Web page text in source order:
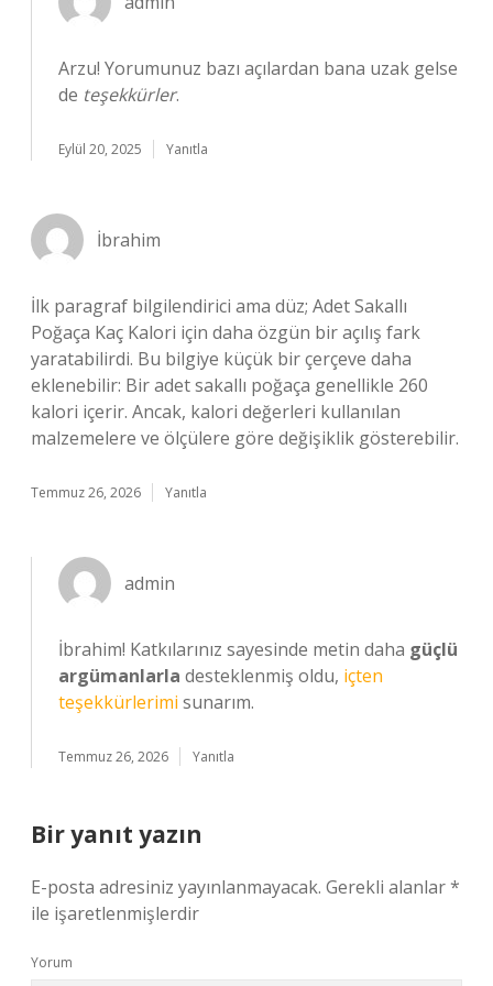
Arzu! Yorumunuz bazı açılardan bana uzak gelse
de teşekkürler.
Eylül 20, 2025 Yanıtla
İbrahim
İlk paragraf bilgilendirici ama düz; Adet Sakallı
Poğaça Kaç Kalori için daha özgün bir açılış fark
yaratabilirdi. Bu bilgiye küçük bir çerçeve daha
eklenebilir: Bir adet sakallı poğaça genellikle 260
kalori içerir. Ancak, kalori değerleri kullanılan
malzemelere ve ölçülere göre değişiklik gösterebilir.
Temmuz 26, 2026 Yanıtla
admin
İbrahim! Katkılarınız sayesinde metin daha güçlü
argümanlarla desteklenmiş oldu, içten
teşekkürlerimi sunarım.
Temmuz 26, 2026 Yanıtla
Bir yanıt yazın
E-posta adresiniz yayınlanmayacak. Gerekli alanlar*
ile işaretlenmişlerdir
Yorum